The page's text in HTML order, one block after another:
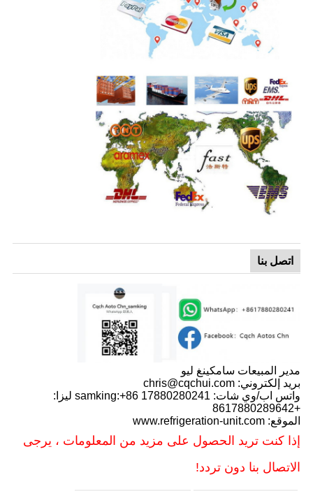
اتصل بنا
مدير المبيعات سامكينغ ليو
بريد إلكتروني: chris@cqchui.com
واتس اب/وي شات: samking:+86 17880280241 ليزا:
+8617880289642
الموقع: www.refrigeration-unit.com
إذا كنت تريد الحصول على مزيد من المعلومات ، يرجى
الاتصال بنا دون تردد!